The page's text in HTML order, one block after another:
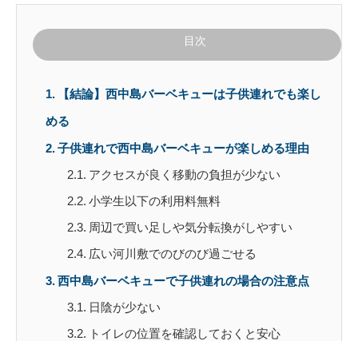
目次
【結論】西中島バーベキューは子供連れでも楽し
める
子供連れで西中島バーベキューが楽しめる理由
アクセスが良く移動の負担が少ない
小学生以下の利用料無料
周辺で買い足しや気分転換がしやすい
広い河川敷でのびのび過ごせる
西中島バーベキューで子供連れの場合の注意点
日陰が少ない
トイレの位置を確認しておくと安心